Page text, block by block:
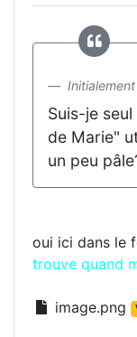
Suis-je
de Marie"
un peu
oui ici dans le
trouve quand
image.png